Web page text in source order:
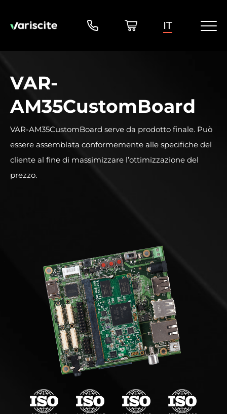
IT
VAR-
AM35CustomBoard
VAR-AM35CustomBoard serve da prodotto finale. Può
essere assemblata conformemente alle specifiche del
cliente al fine di massimizzare l’ottimizzazione del
prezzo.